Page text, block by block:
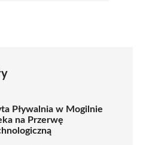
Pływalnia w Mogilnie
na Przerwę